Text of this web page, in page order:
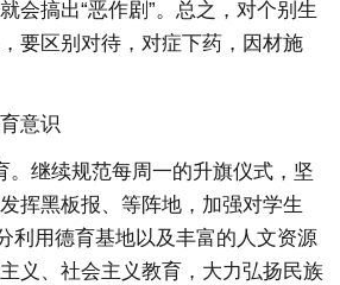
会搞出“恶作剧”。总之，对个别生
要区别对待，对症下药，因材施
意识
。继续规范每周一的升旗仪式，坚
挥黑板报、等阵地，加强对学生
利用德育基地以及丰富的人文资源
义、社会主义教育，大力弘扬民族